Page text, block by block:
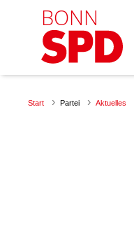
BONN
Start Partei Aktuelles